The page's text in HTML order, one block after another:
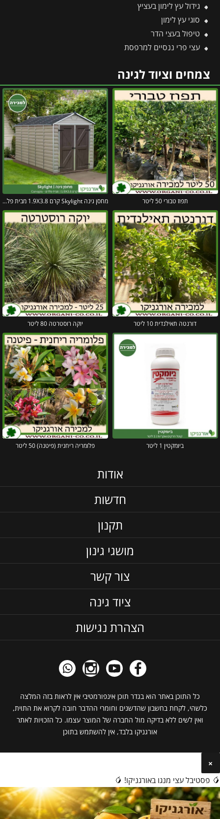
גידול עץ לימון בעציץ
סוגי עץ לימון
טיפול בעצי הדר
עצי פרי ננסיים למרפסת
צמחים וציוד לגינה
תפוז טבורי 50 ליטר מחסן גינה Skylight קרם 1.9X3.8 מבית פלרם – קנופיה
דורנטה תאילנדית 10 ליטר יוקה רוסטרטה 80 ליטר
ביומקטין 1 ליטר פלומריה ריחנית (פיטנה) 50 ליטר
אודות
חדשות
תקנון
מושגי גינון
צור קשר
ציוד גינה
הצהרת נגישות
כל התוכן באתר הוא בגדר תוכן אינפורמטיבי אין לראות בזה המלצה
כלשהי, לקחת בחשבון שהדשנים וחומרי ההדבר חובה לקרוא את התוית,
ואין לשים ללא בדיקה מול החברה של המוצר עצמו. כל הזכויות לאתר
אורגניקו בלבד, אין להשתמש בתוכן
×
🥭 פסטיבל עצי מנגו באורגניקו! 🥭